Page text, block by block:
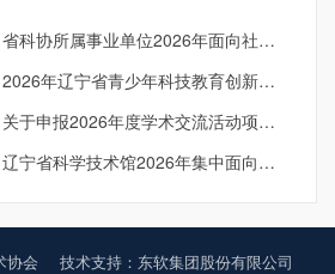
省科协所属事业单位2026年面向社会公开招聘工作人员面试公告
2026年辽宁省青少年科技教育创新成果大赛入围决赛项目公示
关于申报2026年度学术交流活动项目的通知
辽宁省科学技术馆2026年集中面向社会公开招聘拟进入面试人员资格复审递补公告
协会 技术支持：东软集团股份有限公司